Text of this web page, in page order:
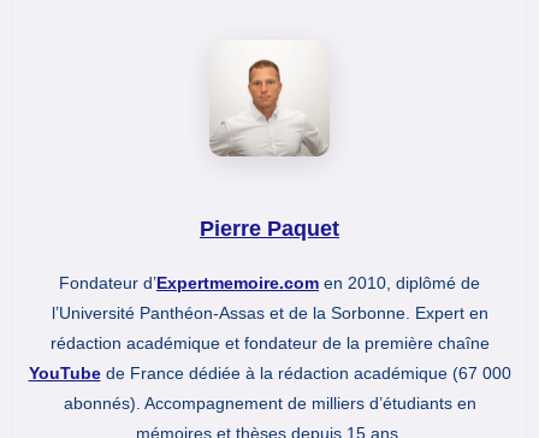
Pierre Paquet
Fondateur d’Expertmemoire.com en 2010, diplômé de
l’Université Panthéon-Assas et de la Sorbonne. Expert en
rédaction académique et fondateur de la première chaîne
YouTubede France dédiée à la rédaction académique (67 000
abonnés). Accompagnement de milliers d’étudiants en
mémoires et thèses depuis 15 ans.